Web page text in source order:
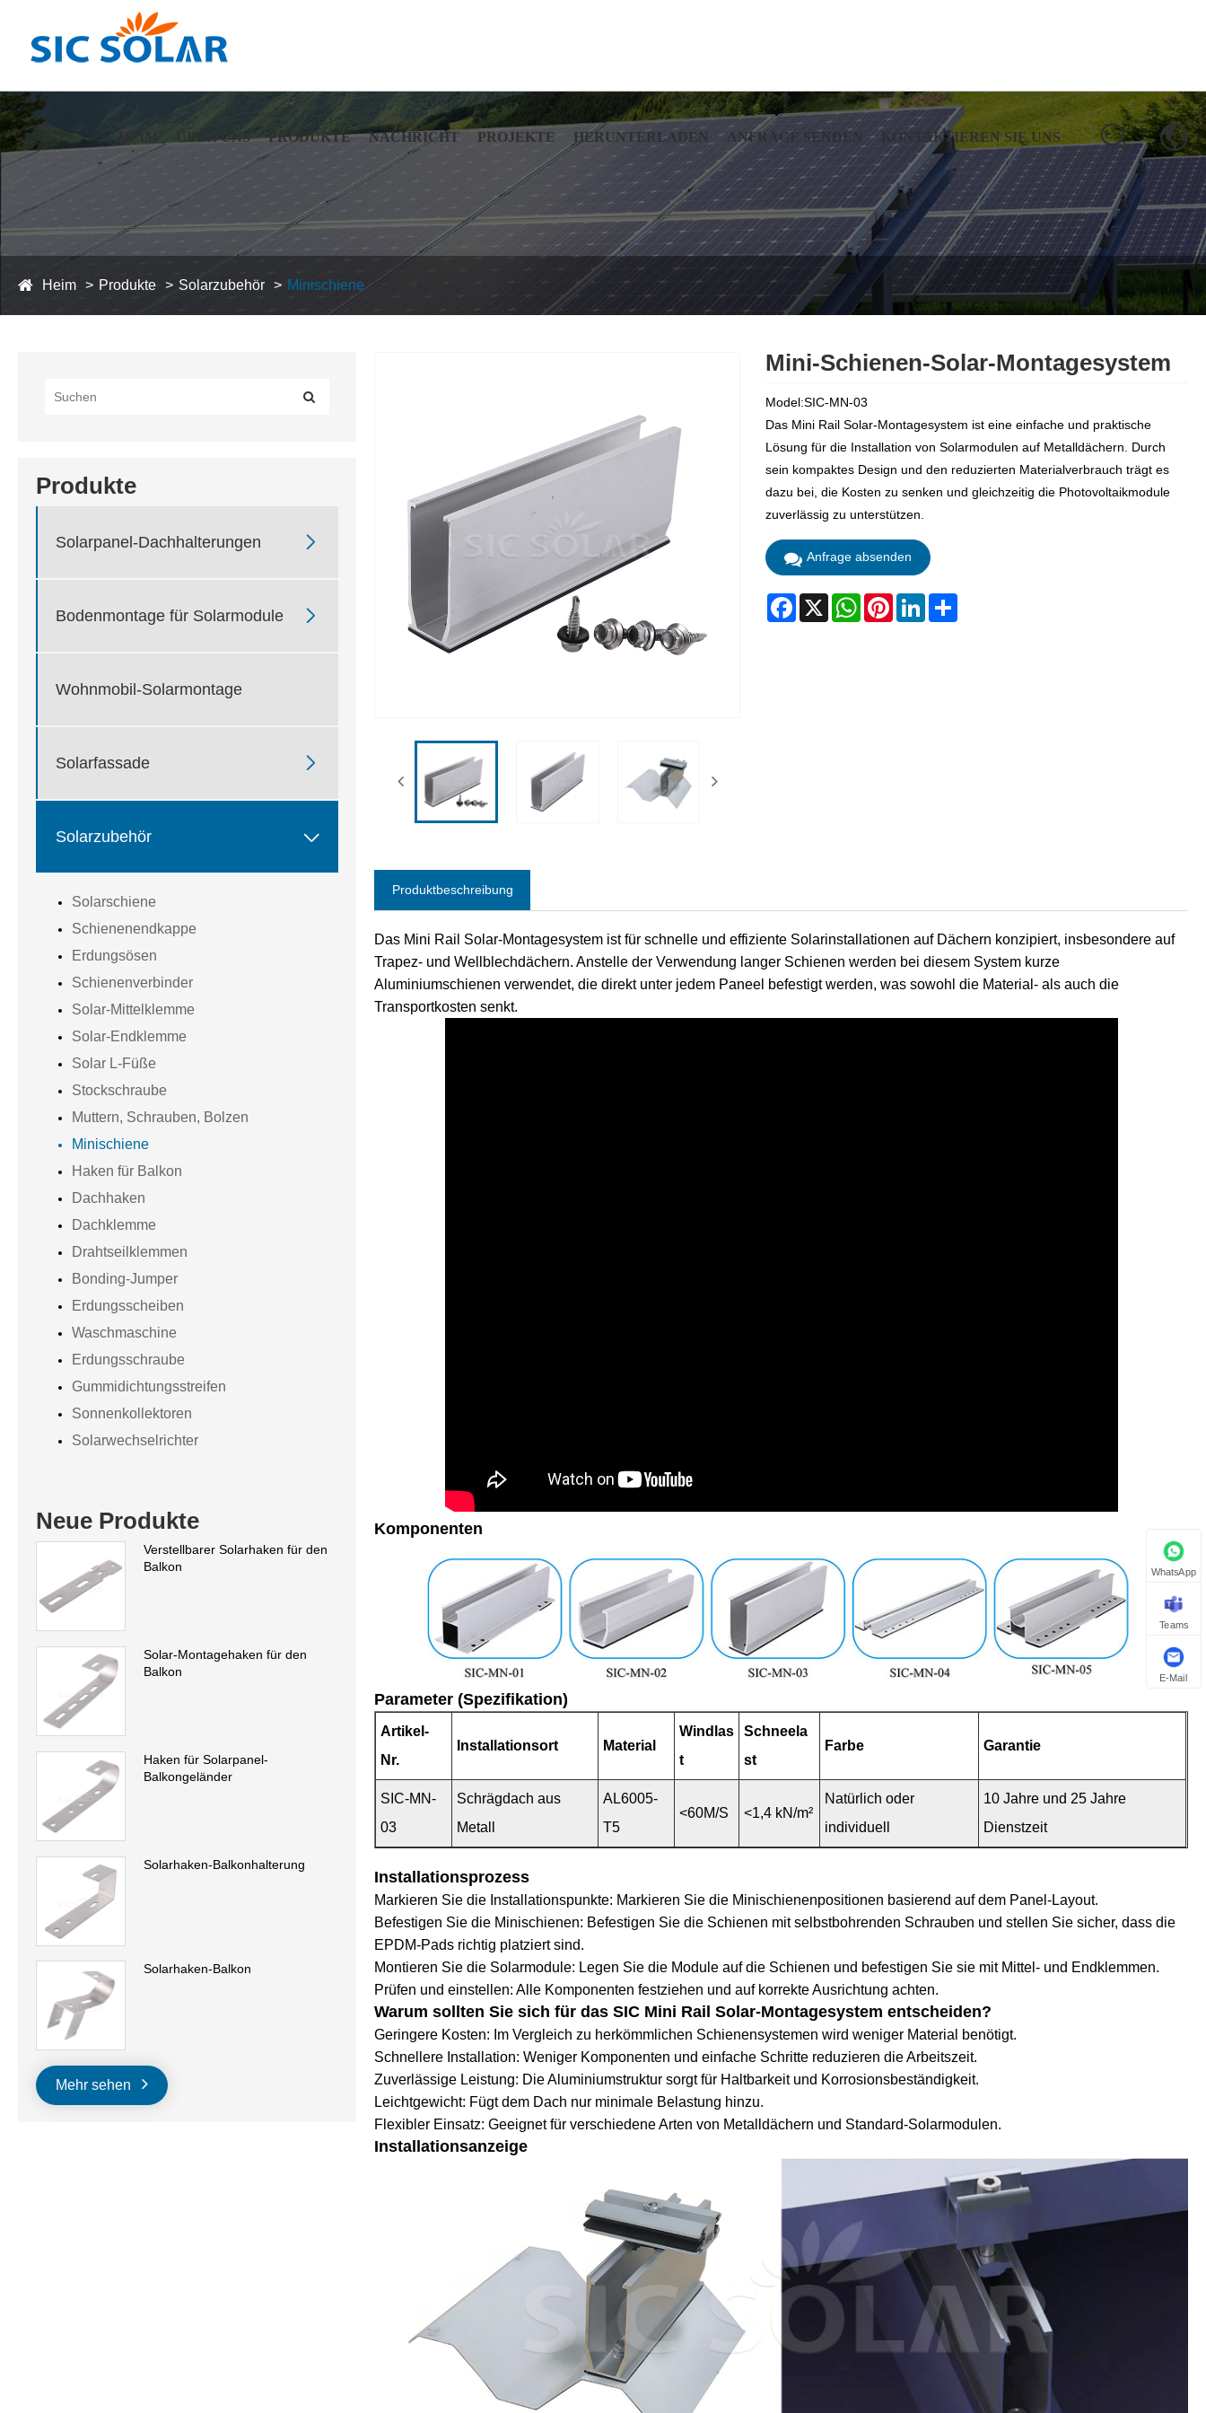
ÜBER UNS PRODUKTE NACHRICHT PROJEKTE HERUNTERLADEN ANFRAGE SENDEN KONTAKTIEREN SIE UNS
Heim Produkte Solarzubehör Minischiene
Produkte
Solarpanel-Dachhalterungen 
Bodenmontage für Solarmodule 
Wohnmobil-Solarmontage
Solarfassade 
Solarzubehör 
Solarschiene
Schienenendkappe
Erdungsösen
Schienenverbinder
Solar-Mittelklemme
Solar-Endklemme
Solar L-Füße
Stockschraube
Muttern, Schrauben, Bolzen
Minischiene
Haken für Balkon
Dachhaken
Dachklemme
Drahtseilklemmen
Bonding-Jumper
Erdungsscheiben
Waschmaschine
Erdungsschraube
Gummidichtungsstreifen
Sonnenkollektoren
Solarwechselrichter
Neue Produkte
Verstellbarer Solarhaken für den
Balkon
Solar-Montagehaken für den
Balkon
Haken für Solarpanel-
Balkongeländer
Solarhaken-Balkonhalterung
Solarhaken-Balkon
Mehr sehen
Mini-Schienen-Solar-Montagesystem
Model:SIC-MN-03
Das Mini Rail Solar-Montagesystem ist eine einfache und praktische
Lösung für die Installation von Solarmodulen auf Metalldächern. Durch
sein kompaktes Design und den reduzierten Materialverbrauch trägt es
dazu bei, die Kosten zu senken und gleichzeitig die Photovoltaikmodule
zuverlässig zu unterstützen.
Anfrage absenden
Facebook
X WhatsAppPinterestLinkedInShare
Produktbeschreibung
Das Mini Rail Solar-Montagesystem ist für schnelle und effiziente Solarinstallationen auf Dächern konzipiert, insbesondere auf
Trapez- und Wellblechdächern. Anstelle der Verwendung langer Schienen werden bei diesem System kurze
Aluminiumschienen verwendet, die direkt unter jedem Paneel befestigt werden, was sowohl die Material- als auch die
Transportkosten senkt.
Komponenten
Parameter (Spezifikation)
Artikel-
Nr.
Installationsort Material
Windlas
t
Schneela
st
Farbe Garantie
SIC-MN-
03
Schrägdach aus
Metall
AL6005-
T5
<60M/S <1,4 kN/m²
Natürlich oder
individuell
10 Jahre und 25 Jahre
Dienstzeit
Installationsprozess
Markieren Sie die Installationspunkte: Markieren Sie die Minischienenpositionen basierend auf dem Panel-Layout.
Befestigen Sie die Minischienen: Befestigen Sie die Schienen mit selbstbohrenden Schrauben und stellen Sie sicher, dass die
EPDM-Pads richtig platziert sind.
Montieren Sie die Solarmodule: Legen Sie die Module auf die Schienen und befestigen Sie sie mit Mittel- und Endklemmen.
Prüfen und einstellen: Alle Komponenten festziehen und auf korrekte Ausrichtung achten.
Warum sollten Sie sich für das SIC Mini Rail Solar-Montagesystem entscheiden?
Geringere Kosten: Im Vergleich zu herkömmlichen Schienensystemen wird weniger Material benötigt.
Schnellere Installation: Weniger Komponenten und einfache Schritte reduzieren die Arbeitszeit.
Zuverlässige Leistung: Die Aluminiumstruktur sorgt für Haltbarkeit und Korrosionsbeständigkeit.
Leichtgewicht: Fügt dem Dach nur minimale Belastung hinzu.
Flexibler Einsatz: Geeignet für verschiedene Arten von Metalldächern und Standard-Solarmodulen.
Installationsanzeige
WhatsApp
Teams
E-Mail